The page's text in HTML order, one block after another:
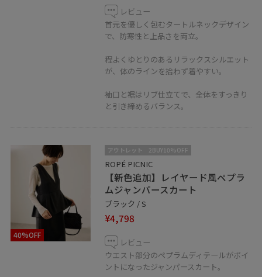
レビュー
首元を優しく包むタートルネックデザイン
で、防寒性と上品さを両立。
程よくゆとりのあるリラックスシルエット
が、体のラインを拾わず着やすい。
袖口と裾はリブ仕立てで、全体をすっきり
と引き締めるバランス。
40%OFF
アウトレット 2BUY10%OFF
ROPÉ PICNIC
【新色追加】レイヤード風ペプラ
ムジャンパースカート
ブラック / S
¥4,798
レビュー
ウエスト部分のペプラムディテールがポイ
ントになったジャンパースカート。